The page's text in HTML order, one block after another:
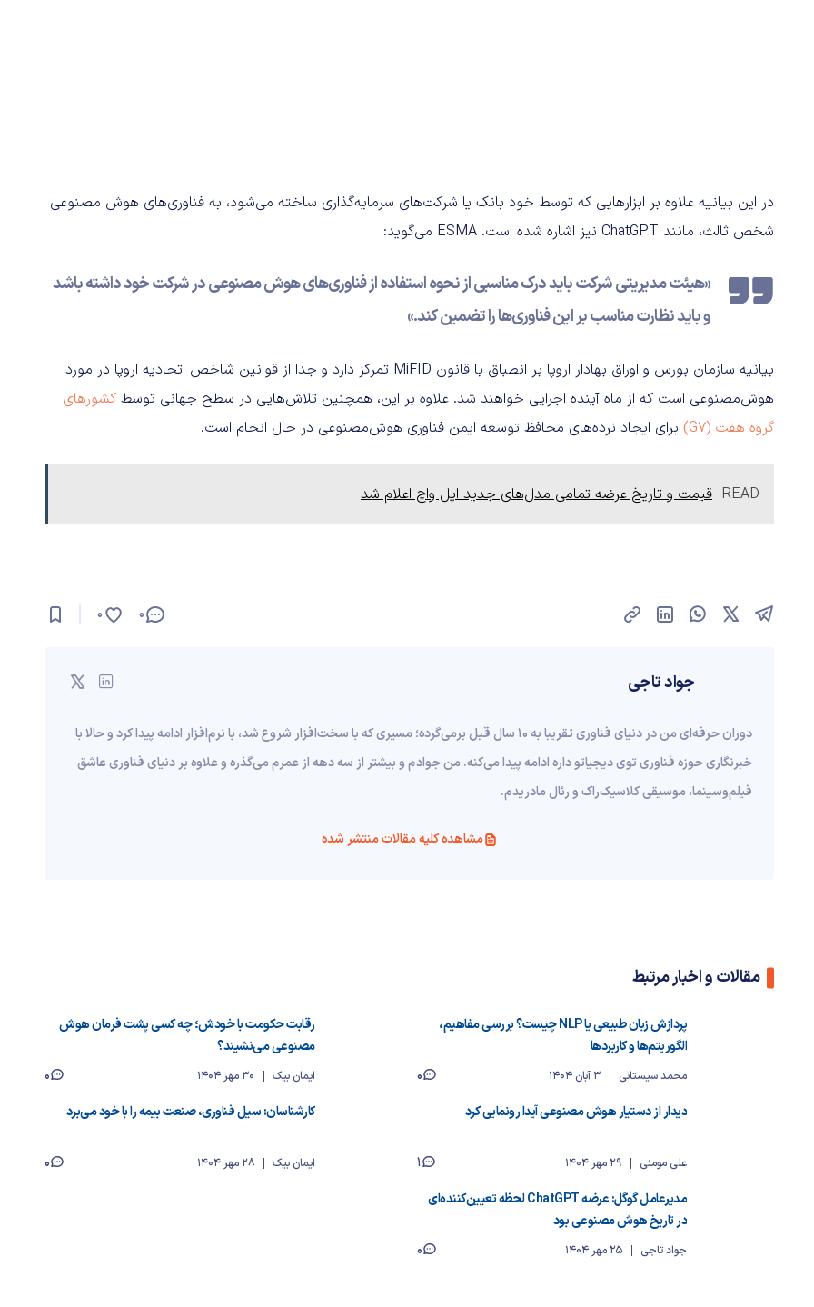
در این بیانیه علاوه بر ابزارهایی که توسط خود بانک یا شرکت‌های سرمایه‌گذاری ساخته می‌شود، به فناوری‌های هوش مصنوعی
شخص ثالث، مانند ChatGPT نیز اشاره شده است. ESMA می‌گوید:
«هیئت مدیریتی شرکت باید درک مناسبی از نحوه استفاده از فناوری‌های هوش مصنوعی در شرکت خود داشته باشد
و باید نظارت مناسب بر این فناوری‌ها را تضمین کند.»
بیانیه سازمان بورس و اوراق بهادار اروپا بر انطباق با قانون MiFID تمرکز دارد و جدا از قوانین شاخص اتحادیه اروپا در مورد
هوش‌مصنوعی است که از ماه آینده اجرایی خواهند شد. علاوه بر این، همچنین تلاش‌هایی در سطح جهانی توسط کشورهای
گروه هفت (G7)
برای ایجاد نرده‌های محافظ توسعه ایمن فناوری هوش‌مصنوعی در حال انجام است.
READ قیمت‌ و تاریخ عرضه تمامی مدل‌های جدید اپل واچ اعلام شد
0
0
جواد تاجی
دوران حرفه‌ای من در دنیای فناوری تقریبا به ۱۰ سال قبل برمی‌گرده؛ مسیری که با سخت‌افزار شروع شد، با نرم‌افزار ادامه پیدا کرد و حالا با
خبرنگاری حوزه فناوری توی دیجیاتو داره ادامه پیدا می‌کنه. من جوادم و بیشتر از سه دهه از عمرم می‌گذره و علاوه بر دنیای فناوری عاشق
فیلم‌و‌سینما، موسیقی کلاسیک‌راک و رئال مادریدم.
مشاهده کلیه مقالات منتشر شده
مقالات و اخبار مرتبط
پردازش زبان طبیعی یا NLP چیست؟ بررسی مفاهیم،
الگوریتم‌ها و کاربردها
محمد سیستانی 3 آبان 1404 0
رقابت حکومت با خودش؛ چه کسی پشت فرمان هوش
مصنوعی می‌نشیند؟
ایمان بیک 30 مهر 1404
0
دیدار از دستیار هوش مصنوعی آیدا رونمایی کرد
علی مومنی 29 مهر 1404 1
کارشناسان: سیل فناوری، صنعت بیمه را با خود می‌برد
ایمان بیک 28 مهر 1404
0
مدیرعامل گوگل: عرضه ChatGPT لحظه‌ تعیین‌کننده‌ای
در تاریخ هوش مصنوعی بود
جواد تاجی 25 مهر 1404 0